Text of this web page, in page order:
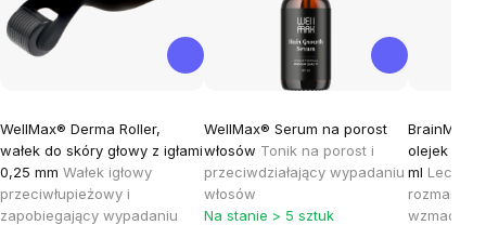
WellMax® Derma Roller,
wałek do skóry głowy z igłami
0,25 mm Wałek igłowy
przeciwłupieżowy i
zapobiegający wypadaniu
WellMax® Serum na porost
włosów Tonik na porost i
przeciwdziałający wypadaniu
włosów
Na stanie > 5 sztuk
BrainMax
olejek
ml